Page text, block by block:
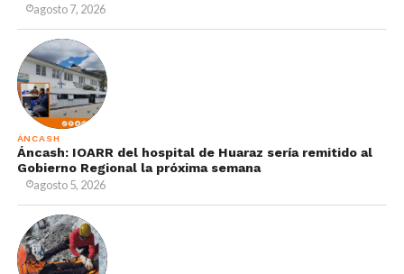
agosto 7, 2026
ÁNCASH
Áncash: IOARR del hospital de Huaraz sería remitido al
Gobierno Regional la próxima semana
agosto 5, 2026